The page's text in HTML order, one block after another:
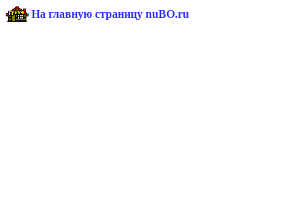
На главную страницу nuBO.ru